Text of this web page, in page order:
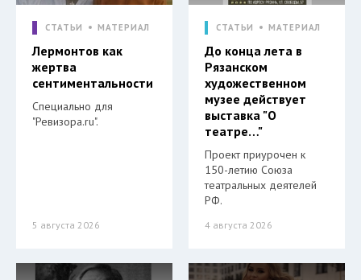
СТАТЬИ МАТЕРИАЛ
Лермонтов как
жертва
сентиментальности
Специально для
"Ревизора.ru".
5 августа 2026
СТАТЬИ МАТЕРИАЛ
До конца лета в
Рязанском
художественном
музее действует
выставка "О
театре…"
Проект приурочен к
150-летию Союза
театральных деятелей
РФ.
4 августа 2026